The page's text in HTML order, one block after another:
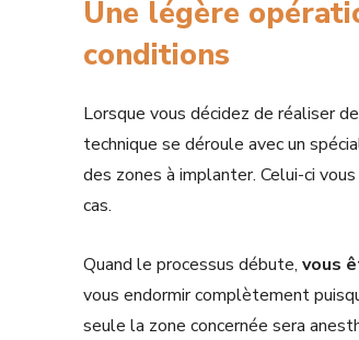
Une légère
conditions
Lorsque vous décidez de réaliser
technique se déroule avec un
des zones à implanter. Celui-ci
cas.
Quand le processus débute, vous
vous endormir complètement
seule la zone concernée sera